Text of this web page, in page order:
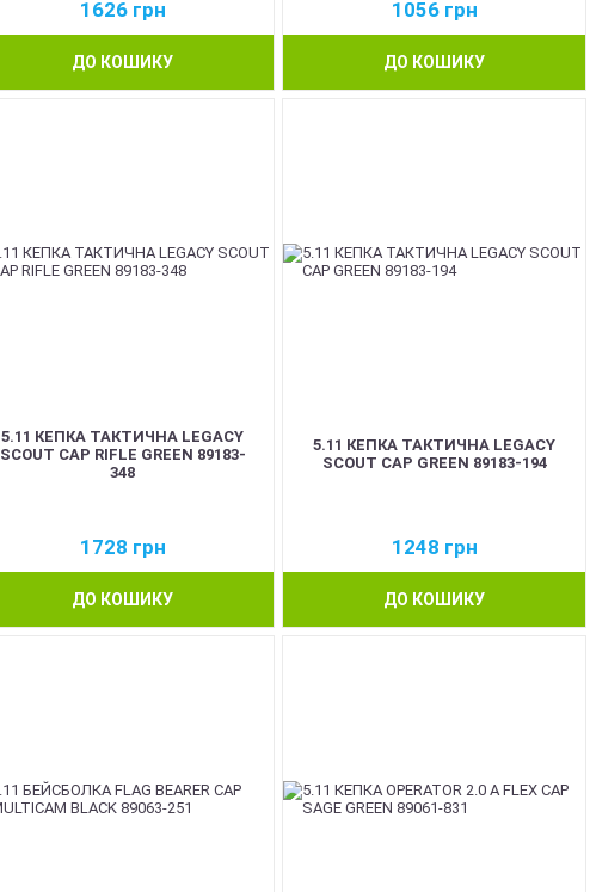
1626 грн
ДО КОШИКУ
1056 грн
ДО КОШИКУ
5.11 КЕПКА ТАКТИЧНА LEGACY
SCOUT CAP RIFLE GREEN 89183-
348
1728 грн
ДО КОШИКУ
5.11 КЕПКА ТАКТИЧНА LEGACY
SCOUT CAP GREEN 89183-194
1248 грн
ДО КОШИКУ